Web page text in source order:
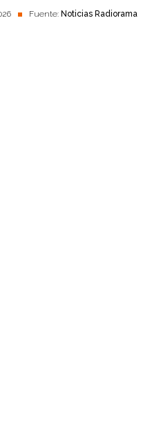
Fuente: Noticias Radiorama